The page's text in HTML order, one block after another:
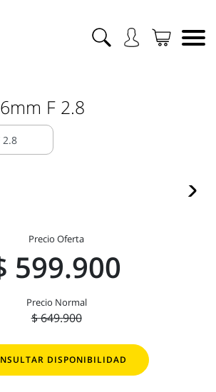
F 2.8
Precio Oferta
599.900
Precio Normal
$ 649.900
DISPONIBILIDAD